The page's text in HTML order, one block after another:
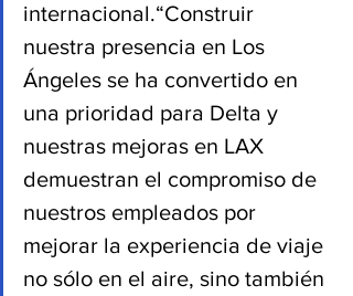
internacional.“Construir
nuestra presencia en Los
Ángeles se ha convertido en
una prioridad para Delta y
nuestras mejoras en LAX
demuestran el compromiso de
nuestros empleados por
mejorar la experiencia de viaje
no sólo en el aire, sino también